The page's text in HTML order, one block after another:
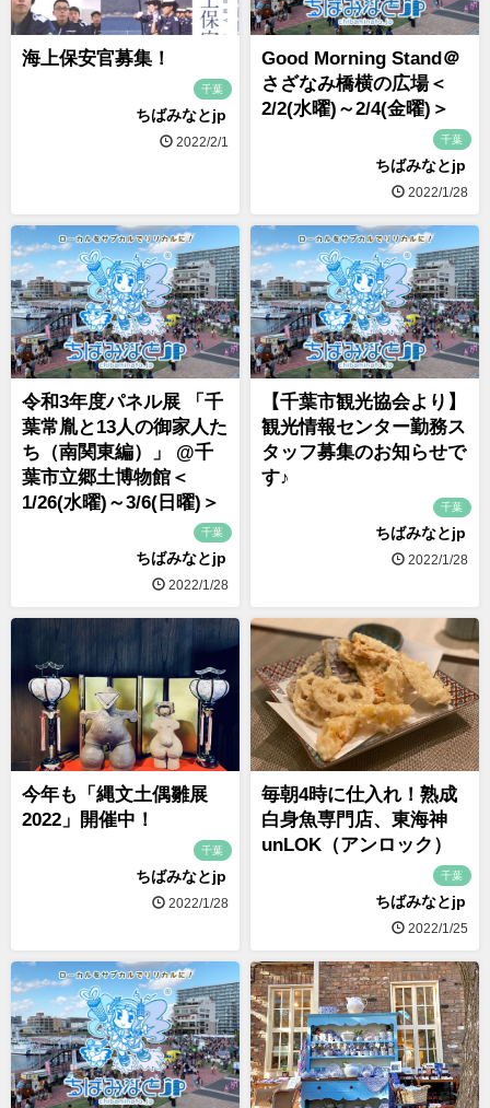
海上保安官募集！
千葉
ちばみなとjp
2022/2/1
Good Morning Stand＠
さざなみ橋横の広場＜
2/2(水曜)～2/4(金曜)＞
千葉
ちばみなとjp
2022/1/28
令和3年度パネル展 「千
葉常胤と13人の御家人た
ち（南関東編）」 @千
葉市立郷土博物館＜
1/26(水曜)～3/6(日曜)＞
千葉
ちばみなとjp
2022/1/28
【千葉市観光協会より】
観光情報センター勤務ス
タッフ募集のお知らせで
す♪
千葉
ちばみなとjp
2022/1/28
今年も「縄文土偶雛展
2022」開催中！
千葉
ちばみなとjp
2022/1/28
毎朝4時に仕入れ！熟成
白身魚専門店、東海神
unLOK（アンロック）
千葉
ちばみなとjp
2022/1/25